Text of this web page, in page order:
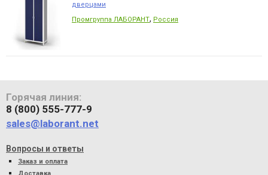
дверцами
Промгруппа ЛАБОРАНТ, Россия
Горячая линия:
8 (800) 555-777-9
sales@laborant.net
Вопросы и ответы
Заказ и оплата